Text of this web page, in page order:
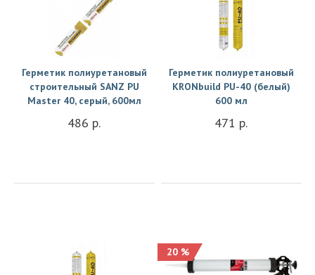
Герметик полиуретановый
строительный SANZ PU
Master 40, серый, 600мл
486 р.
Герметик полиуретановый
KRONbuild PU-40 (белый)
600 мл
471 р.
20 %